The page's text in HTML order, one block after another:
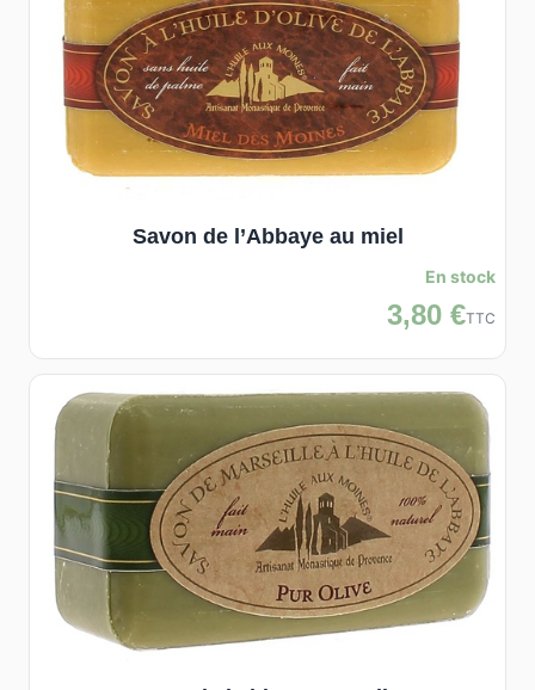
Savon de l’Abbaye au miel
En stock
3,80 €TTC